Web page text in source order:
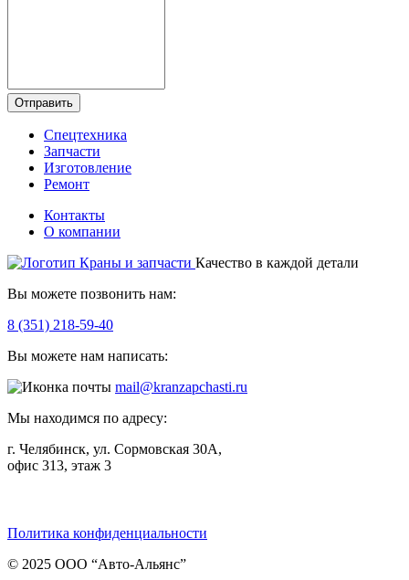
Отправить
Спецтехника
Запчасти
Изготовление
Ремонт
Контакты
О компании
Качество в каждой детали
Вы можете позвонить нам:
8 (351) 218-59-40
Вы можете нам написать:
mail@kranzapchasti.ru
Мы находимся по адресу:
г. Челябинск, ул. Сормовская 30А,
офис 313, этаж 3
Политика конфиденциальности
© 2025 ООО “Авто-Альянс”